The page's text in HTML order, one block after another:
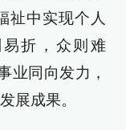
祉中实现个人
折，众则难
业同向发力，
展成果。